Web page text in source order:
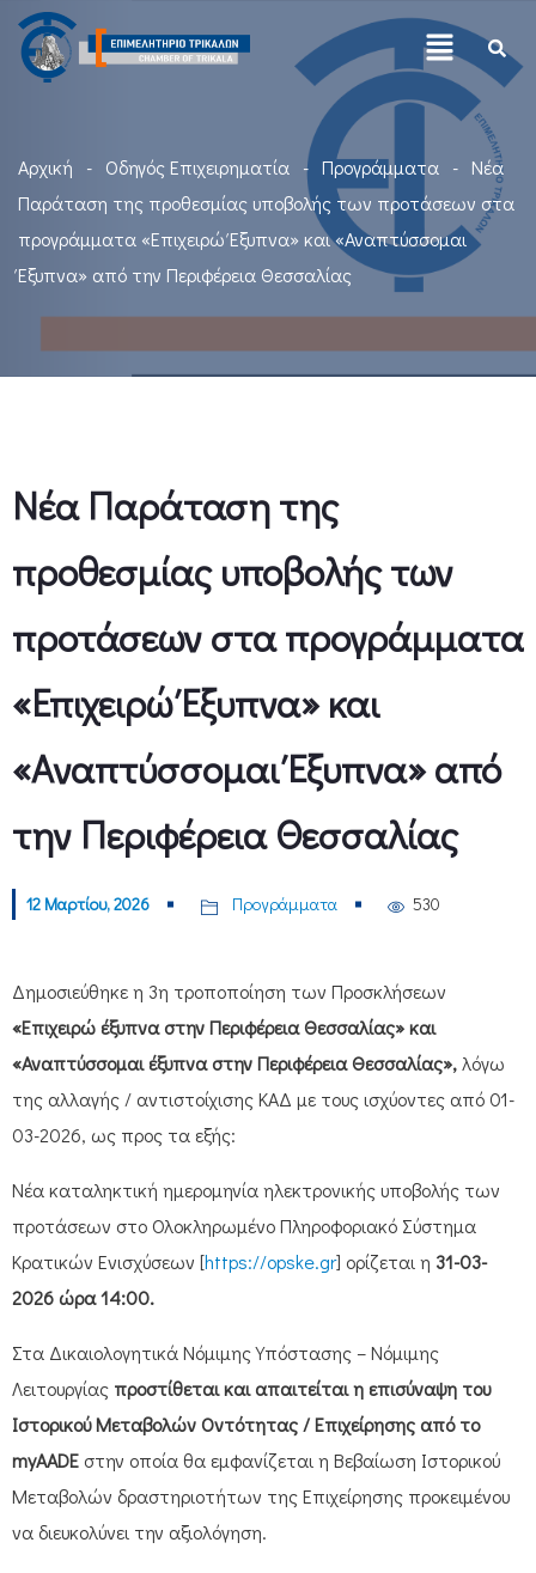
Αρχική Οδηγός Επιχειρηματία Προγράμματα
Νέα
Παράταση της προθεσμίας υποβολής των προτάσεων στα
προγράμματα «Επιχειρώ Έξυπνα» και «Αναπτύσσομαι
Έξυπνα» από την Περιφέρεια Θεσσαλίας
Νέα Παράταση της
προθεσμίας υποβολής των
προτάσεων στα προγράμματα
«Επιχειρώ Έξυπνα» και
«Αναπτύσσομαι Έξυπνα» από
την Περιφέρεια Θεσσαλίας
12 Μαρτίου, 2026 Προγράμματα 530
Δημοσιεύθηκε η 3η τροποποίηση των Προσκλήσεων
«Επιχειρώ έξυπνα στην Περιφέρεια Θεσσαλίας» και
«Αναπτύσσομαι έξυπνα στην Περιφέρεια Θεσσαλίας»,λόγω
της αλλαγής / αντιστοίχισης ΚΑΔ με τους ισχύοντες από 01-
03-2026, ως προς τα εξής:
Νέα καταληκτική ημερομηνία ηλεκτρονικής υποβολής των
προτάσεων στο Ολοκληρωμένο Πληροφοριακό Σύστημα
Κρατικών Ενισχύσεων [https://opske.gr] ορίζεται η 31-03-
2026 ώρα 14:00.
Στα Δικαιολογητικά Νόμιμης Υπόστασης – Νόμιμης
Λειτουργίας προστίθεται και απαιτείται η επισύναψη του
Ιστορικού Μεταβολών Οντότητας / Επιχείρησης από το
myAADE στην οποία θα εμφανίζεται η Βεβαίωση Ιστορικού
Μεταβολών δραστηριοτήτων της Επιχείρησης προκειμένου
να διευκολύνει την αξιολόγηση.